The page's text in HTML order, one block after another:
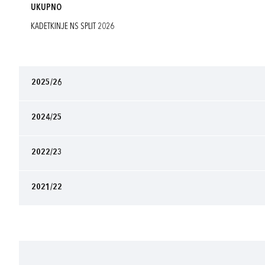
UKUPNO
KADETKINJE NS SPLIT 2026
2025/26
2024/25
2022/23
2021/22